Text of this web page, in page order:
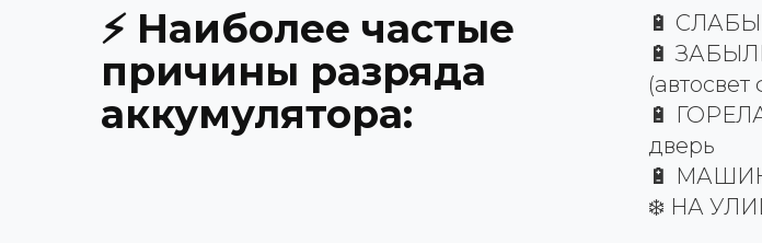
⚡ Наиболее частые
причины разряда
аккумулятора:
🔋
🔋
(автосвет
🔋
дверь
🔋
❄️ НА